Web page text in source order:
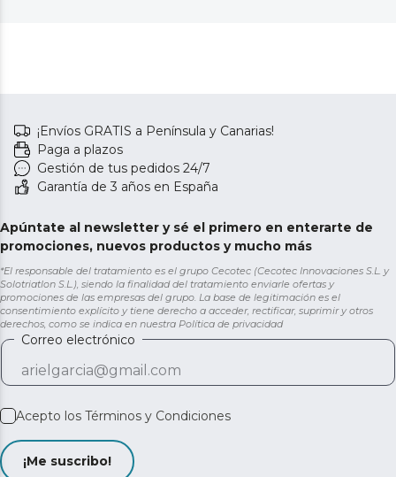
¡Envíos GRATIS a Península y Canarias!
Paga a plazos
Gestión de tus pedidos 24/7
Garantía de 3 años en España
Apúntate al newsletter y sé el primero en enterarte de
promociones, nuevos productos y mucho más
*El responsable del tratamiento es el grupo Cecotec (Cecotec Innovaciones S.L. y
Solotriatlon S.L.), siendo la finalidad del tratamiento enviarle ofertas y
promociones de las empresas del grupo. La base de legitimación es el
consentimiento explícito y tiene derecho a acceder, rectificar, suprimir y otros
derechos, como se indica en nuestra Política de privacidad
Correo electrónico
Acepto los Términos y Condiciones
¡Me suscribo!